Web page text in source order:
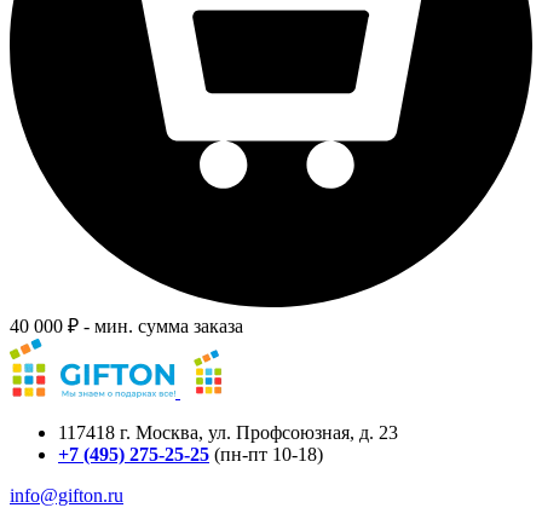
40 000 ₽ - мин. сумма заказа
117418 г. Москва, ул. Профсоюзная, д. 23
+7 (495) 275-25-25 (пн-пт 10-18)
info@gifton.ru